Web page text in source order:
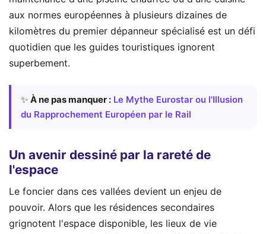
aux normes européennes à plusieurs dizaines de
kilomètres du premier dépanneur spécialisé est un défi
quotidien que les guides touristiques ignorent
superbement.
✨ À ne pas manquer : Le Mythe Eurostar ou l'Illusion
du Rapprochement Européen par le Rail
Un avenir dessiné par la rareté de
l'espace
Le foncier dans ces vallées devient un enjeu de
pouvoir. Alors que les résidences secondaires
grignotent l'espace disponible, les lieux de vie